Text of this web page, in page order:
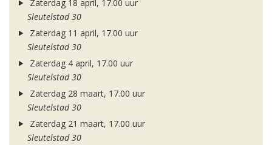
Zaterdag 18 april, 17.00 uur
Sleutelstad 30
Zaterdag 11 april, 17.00 uur
Sleutelstad 30
Zaterdag 4 april, 17.00 uur
Sleutelstad 30
Zaterdag 28 maart, 17.00 uur
Sleutelstad 30
Zaterdag 21 maart, 17.00 uur
Sleutelstad 30